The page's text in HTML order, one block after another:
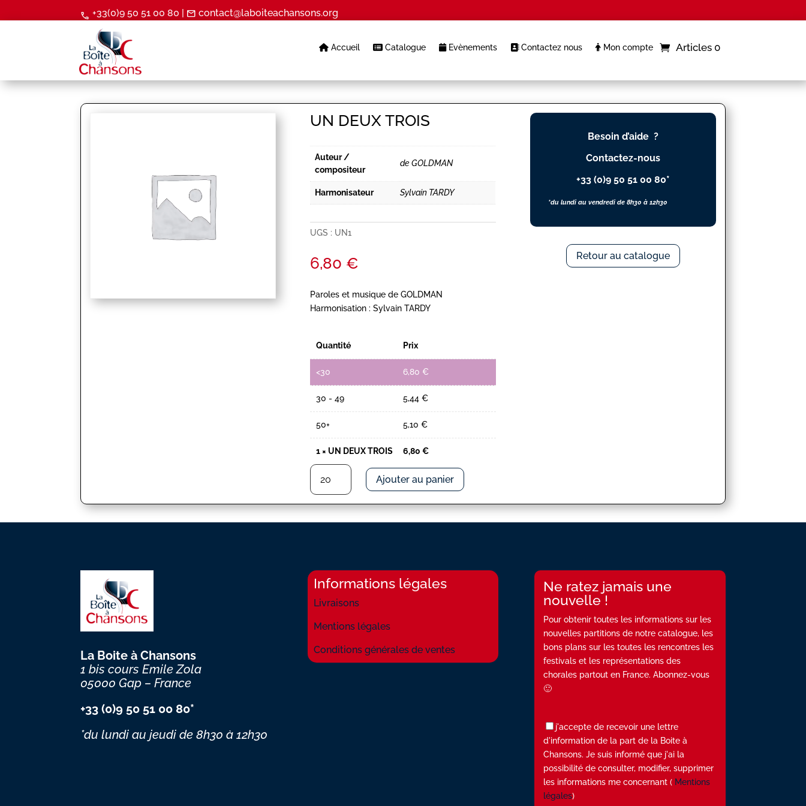
call +33(0)9 50 51 00 80 | mail contact@laboiteachansons.org
Accueil Catalogue Evènements Contactez nous Mon compte Articles 0
UN DEUX TROIS
Auteur /
compositeur
de GOLDMAN
Harmonisateur Sylvain TARDY
UGS : UN1
6,80 €
Paroles et musique de GOLDMAN
Harmonisation : Sylvain TARDY
Quantité Prix
<30 6,80 €
30 - 49 5,44 €
50+ 5,10 €
1 ×UN DEUX TROIS 6,80 €
quantité
UN
DEUX
TROIS
Ajouter au panier
Besoin d’aide ?
Contactez-nous
+33 (0)9 50 51 00 80*
*du lundi au vendredi de 8h30 à 12h30
Retour au catalogue
La Boite à Chansons
1 bis cours Emile Zola
05000 Gap – France
+33 (0)9 50 51 00 80*
*du lundi au jeudide 8h30 à 12h30
Informations légales
Livraisons
Mentions légales
Conditions générales de ventes
Ne ratez jamais une
nouvelle !
Pour obtenir toutes les informations sur les
nouvelles partitions de notre catalogue, les
bons plans sur les toutes les rencontres les
festivals et les représentations des
chorales partout en France. Abonnez-vous
🙂
j'accepte de recevoir une lettre
d'information de la part de la Boite à
Chansons. Je suis informé que j'ai la
possibilité de consulter, modifier, supprimer
les informations me concernant ( Mentions
légales)